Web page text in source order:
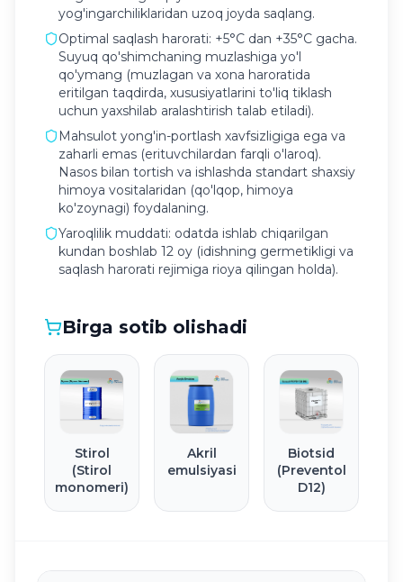
yog'ingarchiliklaridan uzoq joyda saqlang.
Optimal saqlash harorati: +5°C dan +35°C gacha.
Suyuq qo'shimchaning muzlashiga yo'l
qo'ymang (muzlagan va xona haroratida
eritilgan taqdirda, xususiyatlarini to'liq tiklash
uchun yaxshilab aralashtirish talab etiladi).
Mahsulot yong'in-portlash xavfsizligiga ega va
zaharli emas (erituvchilardan farqli o'laroq).
Nasos bilan tortish va ishlashda standart shaxsiy
himoya vositalaridan (qo'lqop, himoya
ko'zoynagi) foydalaning.
Yaroqlilik muddati: odatda ishlab chiqarilgan
kundan boshlab 12 oy (idishning germetikligi va
saqlash harorati rejimiga rioya qilingan holda).
Birga sotib olishadi
Stirol
(Stirol
monomeri)
Akril
emulsiyasi
Biotsid
(Preventol
D12)